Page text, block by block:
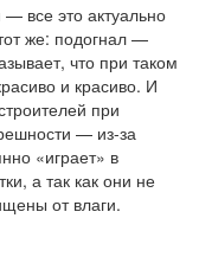
все это актуально
же: подогнал —
что при таком
и красиво. И
при
— из-за
«играет» в
а так как они не
от влаги.